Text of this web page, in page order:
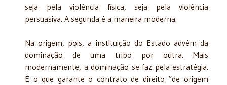
seja pela violência física, seja pela violência
persuasiva. A segunda é a maneira moderna.
Na origem, pois, a instituição do Estado advém da
dominação de uma tribo por outra. Mais
modernamente, a dominação se faz pela estratégia.
É o que garante o contrato de direito “de origem